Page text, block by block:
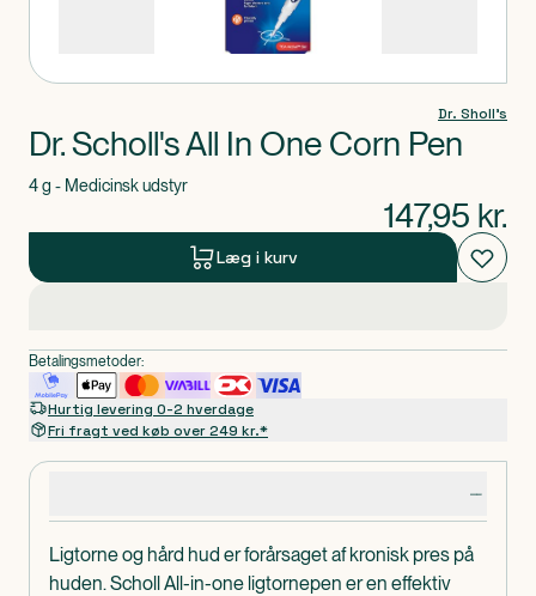
Ligtorne og hård hud er forårsaget af kronisk pres på
huden. Scholl All-in-one ligtornepen er en effektiv
Dr. Sholl's
Dr. Scholl's All In One Corn Pen
4 g - Medicinsk udstyr
147,95 kr.
Læg i kurv
Betalingsmetoder:
Hurtig levering 0-2 hverdage
Fri fragt ved køb over 249 kr.*